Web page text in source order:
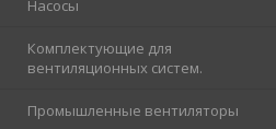
Насосы
Комплектующие для
вентиляционных систем.
Промышленные вентиляторы